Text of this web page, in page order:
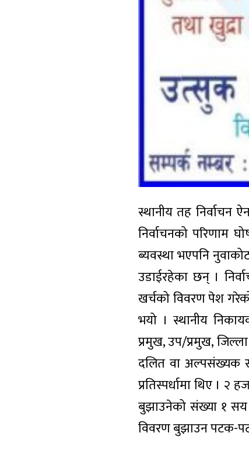
स्थानीय तह निर्वाचन
निर्वाचनको परिणाम
ब्यवस्था भएपनि
उडाईरहेका छन् ।
खर्चको विवरण पेश
भयो । स्थानीय
प्रमुख, उप/प्रमुख,
दलित वा अल्पसंख्यक
प्रतिस्पर्धामा थिए । २
बुझाउनेको संख्या १ सय
विवरण बुझाउन पटक-